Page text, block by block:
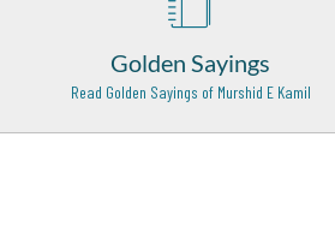
Golden Sayings
Read Golden Sayings of Murshid E Kamil